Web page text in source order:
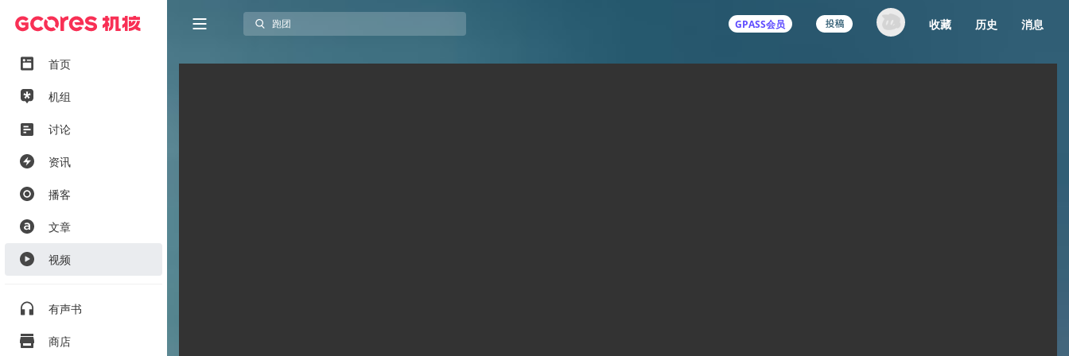
首页
机组
讨论
资讯
播客
文章
视频
有声书
商店
GPASS会员 收藏 历史 消息